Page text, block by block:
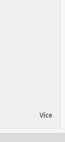
Více